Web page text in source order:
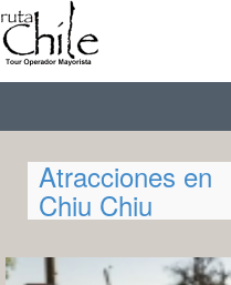
Atracciones en
Chiu Chiu